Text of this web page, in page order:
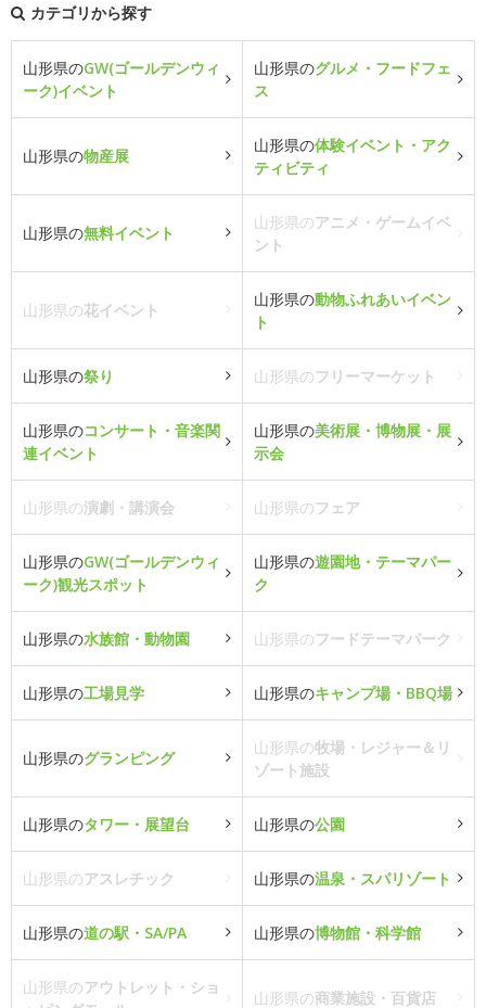
カテゴリから探す
山形県のGW(ゴールデンウィ
ーク)イベント
山形県のグルメ・フードフェ
ス
山形県の物産展
山形県の体験イベント・アク
ティビティ
山形県の無料イベント
山形県のアニメ・ゲームイベ
ント
山形県の花イベント
山形県の動物ふれあいイベン
ト
山形県の祭り 山形県のフリーマーケット
山形県のコンサート・音楽関
連イベント
山形県の美術展・博物展・展
示会
山形県の演劇・講演会 山形県のフェア
山形県のGW(ゴールデンウィ
ーク)観光スポット
山形県の遊園地・テーマパー
ク
山形県の水族館・動物園 山形県のフードテーマパーク
山形県の工場見学 山形県のキャンプ場・BBQ場
山形県のグランピング
山形県の牧場・レジャー＆リ
ゾート施設
山形県のタワー・展望台 山形県の公園
山形県のアスレチック 山形県の温泉・スパリゾート
山形県の道の駅・SA/PA 山形県の博物館・科学館
山形県のアウトレット・ショ
山形県の商業施設・百貨店